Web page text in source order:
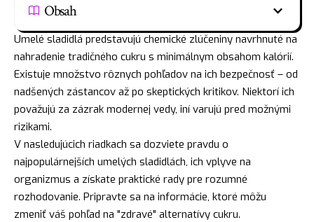
Obsah
Umelé sladidlá predstavujú chemické zlúčeniny navrhnuté na
nahradenie tradičného cukru s minimálnym obsahom kalórií.
Existuje množstvo rôznych pohľadov na ich bezpečnosť – od
nadšených zástancov až po skeptických kritikov. Niektorí ich
považujú za zázrak modernej vedy, iní varujú pred možnými
rizikami.
V nasledujúcich riadkach sa dozviete pravdu o
najpopulárnejších umelých sladidlách, ich vplyve na
organizmus a získate praktické rady pre rozumné
rozhodovanie. Pripravte sa na informácie, ktoré môžu
zmeniť váš pohľad na "zdravé" alternatívy cukru.